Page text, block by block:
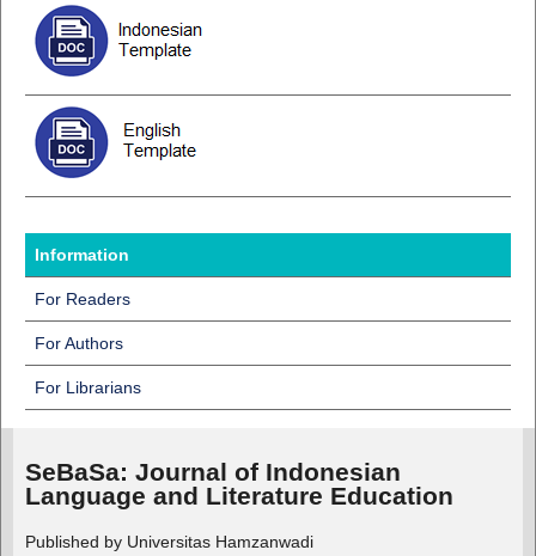
Information
For Readers
For Authors
For Librarians
SeBaSa: Journal of Indonesian
Language and Literature Education
Published by Universitas Hamzanwadi